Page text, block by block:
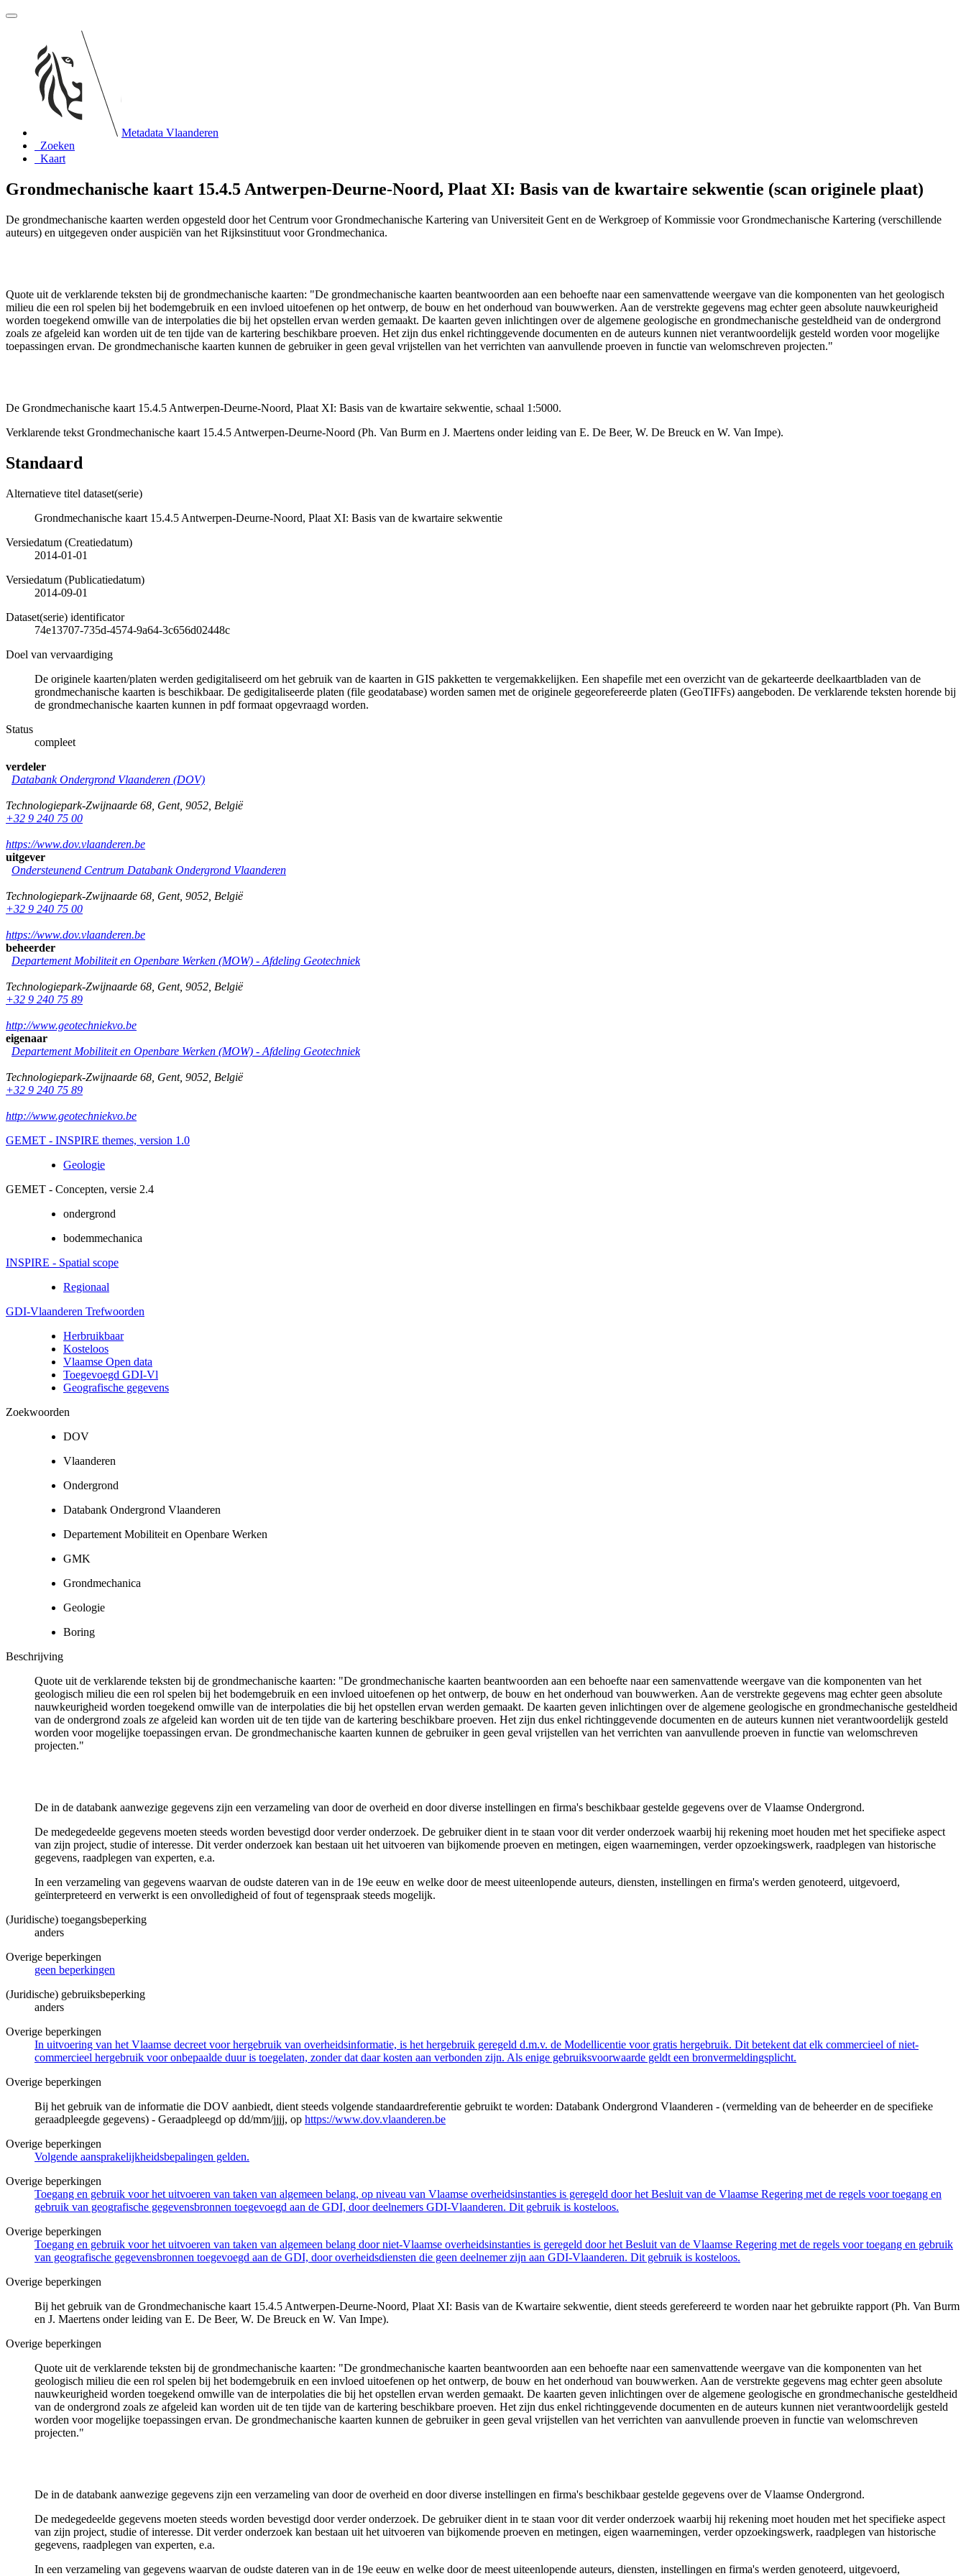
Metadata Vlaanderen
Zoeken
Kaart
Grondmechanische kaart 15.4.5 Antwerpen-Deurne-Noord, Plaat XI: Basis van de kwartaire sekwentie (scan originele plaat)
De grondmechanische kaarten werden opgesteld door het Centrum voor Grondmechanische Kartering van Universiteit Gent en de Werkgroep of Kommissie voor Grondmechanische Kartering (verschillende
auteurs) en uitgegeven onder auspiciën van het Rijksinstituut voor Grondmechanica.
Quote uit de verklarende teksten bij de grondmechanische kaarten: "De grondmechanische kaarten beantwoorden aan een behoefte naar een samenvattende weergave van die komponenten van het geologisch
milieu die een rol spelen bij het bodemgebruik en een invloed uitoefenen op het ontwerp, de bouw en het onderhoud van bouwwerken. Aan de verstrekte gegevens mag echter geen absolute nauwkeurigheid
worden toegekend omwille van de interpolaties die bij het opstellen ervan werden gemaakt. De kaarten geven inlichtingen over de algemene geologische en grondmechanische gesteldheid van de ondergrond
zoals ze afgeleid kan worden uit de ten tijde van de kartering beschikbare proeven. Het zijn dus enkel richtinggevende documenten en de auteurs kunnen niet verantwoordelijk gesteld worden voor mogelijke
toepassingen ervan. De grondmechanische kaarten kunnen de gebruiker in geen geval vrijstellen van het verrichten van aanvullende proeven in functie van welomschreven projecten."
De Grondmechanische kaart 15.4.5 Antwerpen-Deurne-Noord, Plaat XI: Basis van de kwartaire sekwentie, schaal 1:5000.
Verklarende tekst Grondmechanische kaart 15.4.5 Antwerpen-Deurne-Noord (Ph. Van Burm en J. Maertens onder leiding van E. De Beer, W. De Breuck en W. Van Impe).
Standaard
Alternatieve titel dataset(serie)
Grondmechanische kaart 15.4.5 Antwerpen-Deurne-Noord, Plaat XI: Basis van de kwartaire sekwentie
Versiedatum (Creatiedatum)
2014-01-01
Versiedatum (Publicatiedatum)
2014-09-01
Dataset(serie) identificator
74e13707-735d-4574-9a64-3c656d02448c
Doel van vervaardiging
De originele kaarten/platen werden gedigitaliseerd om het gebruik van de kaarten in GIS pakketten te vergemakkelijken. Een shapefile met een overzicht van de gekarteerde deelkaartbladen van de
grondmechanische kaarten is beschikbaar. De gedigitaliseerde platen (file geodatabase) worden samen met de originele gegeorefereerde platen (GeoTIFFs) aangeboden. De verklarende teksten horende bij
de grondmechanische kaarten kunnen in pdf formaat opgevraagd worden.
Status
compleet
verdeler
Databank Ondergrond Vlaanderen (DOV)
Technologiepark-Zwijnaarde 68 Gent, 9052 België
+32 9 240 75 00
https://www.dov.vlaanderen.be
uitgever
Ondersteunend Centrum Databank Ondergrond Vlaanderen
Technologiepark-Zwijnaarde 68 Gent, 9052 België
+32 9 240 75 00
https://www.dov.vlaanderen.be
beheerder
Departement Mobiliteit en Openbare Werken (MOW) - Afdeling Geotechniek
Technologiepark-Zwijnaarde 68 Gent, 9052 België
+32 9 240 75 89
http://www.geotechniekvo.be
eigenaar
Departement Mobiliteit en Openbare Werken (MOW) - Afdeling Geotechniek
Technologiepark-Zwijnaarde 68 Gent, 9052 België
+32 9 240 75 89
http://www.geotechniekvo.be
GEMET - INSPIRE themes, version 1.0
Geologie
GEMET - Concepten, versie 2.4
ondergrond
bodemmechanica
INSPIRE - Spatial scope
Regionaal
GDI-Vlaanderen Trefwoorden
Herbruikbaar
Kosteloos
Vlaamse Open data
Toegevoegd GDI-Vl
Geografische gegevens
Zoekwoorden
DOV
Vlaanderen
Ondergrond
Databank Ondergrond Vlaanderen
Departement Mobiliteit en Openbare Werken
GMK
Grondmechanica
Geologie
Boring
Beschrijving
Quote uit de verklarende teksten bij de grondmechanische kaarten: "De grondmechanische kaarten beantwoorden aan een behoefte naar een samenvattende weergave van die komponenten van het
geologisch milieu die een rol spelen bij het bodemgebruik en een invloed uitoefenen op het ontwerp, de bouw en het onderhoud van bouwwerken. Aan de verstrekte gegevens mag echter geen absolute
nauwkeurigheid worden toegekend omwille van de interpolaties die bij het opstellen ervan werden gemaakt. De kaarten geven inlichtingen over de algemene geologische en grondmechanische gesteldheid
van de ondergrond zoals ze afgeleid kan worden uit de ten tijde van de kartering beschikbare proeven. Het zijn dus enkel richtinggevende documenten en de auteurs kunnen niet verantwoordelijk gesteld
worden voor mogelijke toepassingen ervan. De grondmechanische kaarten kunnen de gebruiker in geen geval vrijstellen van het verrichten van aanvullende proeven in functie van welomschreven
projecten."
De in de databank aanwezige gegevens zijn een verzameling van door de overheid en door diverse instellingen en firma's beschikbaar gestelde gegevens over de Vlaamse Ondergrond.
De medegedeelde gegevens moeten steeds worden bevestigd door verder onderzoek. De gebruiker dient in te staan voor dit verder onderzoek waarbij hij rekening moet houden met het specifieke aspect
van zijn project, studie of interesse. Dit verder onderzoek kan bestaan uit het uitvoeren van bijkomende proeven en metingen, eigen waarnemingen, verder opzoekingswerk, raadplegen van historische
gegevens, raadplegen van experten, e.a.
In een verzameling van gegevens waarvan de oudste dateren van in de 19e eeuw en welke door de meest uiteenlopende auteurs, diensten, instellingen en firma's werden genoteerd, uitgevoerd,
geïnterpreteerd en verwerkt is een onvolledigheid of fout of tegenspraak steeds mogelijk.
(Juridische) toegangsbeperking
anders
Overige beperkingen
geen beperkingen
(Juridische) gebruiksbeperking
anders
Overige beperkingen
In uitvoering van het Vlaamse decreet voor hergebruik van overheidsinformatie, is het hergebruik geregeld d.m.v. de Modellicentie voor gratis hergebruik. Dit betekent dat elk commercieel of niet-
commercieel hergebruik voor onbepaalde duur is toegelaten, zonder dat daar kosten aan verbonden zijn. Als enige gebruiksvoorwaarde geldt een bronvermeldingsplicht.
Overige beperkingen
Bij het gebruik van de informatie die DOV aanbiedt, dient steeds volgende standaardreferentie gebruikt te worden: Databank Ondergrond Vlaanderen - (vermelding van de beheerder en de specifieke
geraadpleegde gegevens) - Geraadpleegd op dd/mm/jjjj, op https://www.dov.vlaanderen.be
Overige beperkingen
Volgende aansprakelijkheidsbepalingen gelden.
Overige beperkingen
Toegang en gebruik voor het uitvoeren van taken van algemeen belang, op niveau van Vlaamse overheidsinstanties is geregeld door het Besluit van de Vlaamse Regering met de regels voor toegang en
gebruik van geografische gegevensbronnen toegevoegd aan de GDI, door deelnemers GDI-Vlaanderen. Dit gebruik is kosteloos.
Overige beperkingen
Toegang en gebruik voor het uitvoeren van taken van algemeen belang door niet-Vlaamse overheidsinstanties is geregeld door het Besluit van de Vlaamse Regering met de regels voor toegang en gebruik
van geografische gegevensbronnen toegevoegd aan de GDI, door overheidsdiensten die geen deelnemer zijn aan GDI-Vlaanderen. Dit gebruik is kosteloos.
Overige beperkingen
Bij het gebruik van de Grondmechanische kaart 15.4.5 Antwerpen-Deurne-Noord, Plaat XI: Basis van de Kwartaire sekwentie, dient steeds gerefereerd te worden naar het gebruikte rapport (Ph. Van Burm
en J. Maertens onder leiding van E. De Beer, W. De Breuck en W. Van Impe).
Overige beperkingen
Quote uit de verklarende teksten bij de grondmechanische kaarten: "De grondmechanische kaarten beantwoorden aan een behoefte naar een samenvattende weergave van die komponenten van het
geologisch milieu die een rol spelen bij het bodemgebruik en een invloed uitoefenen op het ontwerp, de bouw en het onderhoud van bouwwerken. Aan de verstrekte gegevens mag echter geen absolute
nauwkeurigheid worden toegekend omwille van de interpolaties die bij het opstellen ervan werden gemaakt. De kaarten geven inlichtingen over de algemene geologische en grondmechanische gesteldheid
van de ondergrond zoals ze afgeleid kan worden uit de ten tijde van de kartering beschikbare proeven. Het zijn dus enkel richtinggevende documenten en de auteurs kunnen niet verantwoordelijk gesteld
worden voor mogelijke toepassingen ervan. De grondmechanische kaarten kunnen de gebruiker in geen geval vrijstellen van het verrichten van aanvullende proeven in functie van welomschreven
projecten."
De in de databank aanwezige gegevens zijn een verzameling van door de overheid en door diverse instellingen en firma's beschikbaar gestelde gegevens over de Vlaamse Ondergrond.
De medegedeelde gegevens moeten steeds worden bevestigd door verder onderzoek. De gebruiker dient in te staan voor dit verder onderzoek waarbij hij rekening moet houden met het specifieke aspect
van zijn project, studie of interesse. Dit verder onderzoek kan bestaan uit het uitvoeren van bijkomende proeven en metingen, eigen waarnemingen, verder opzoekingswerk, raadplegen van historische
gegevens, raadplegen van experten, e.a.
In een verzameling van gegevens waarvan de oudste dateren van in de 19e eeuw en welke door de meest uiteenlopende auteurs, diensten, instellingen en firma's werden genoteerd, uitgevoerd,